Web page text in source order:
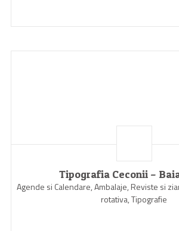
Tipografia Ceconii –
Agende si Calendare, Ambalaje, Reviste si
rotativa, Tipografie